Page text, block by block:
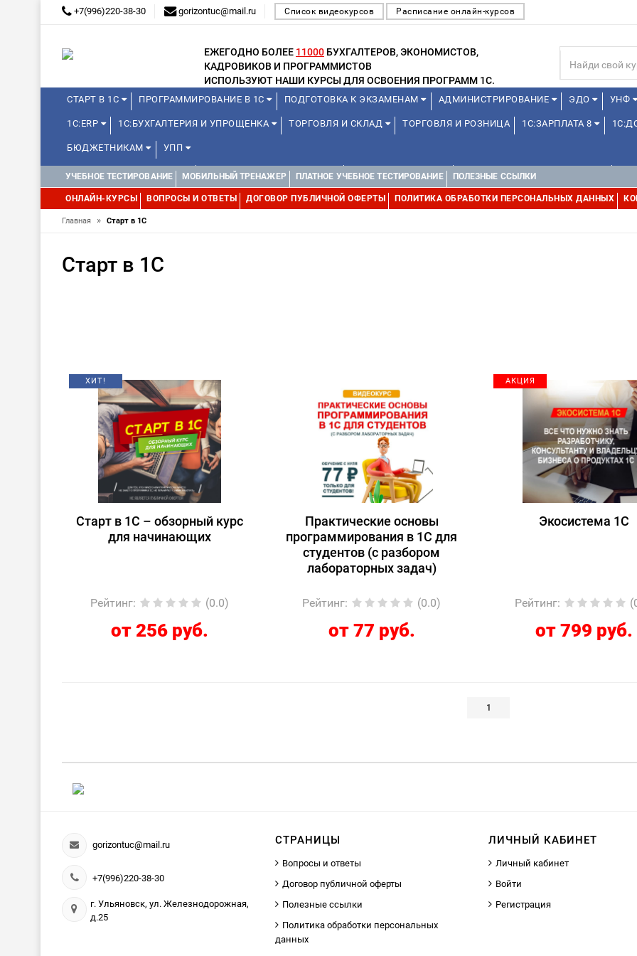
+7(996)220-38-30 gorizontuc@mail.ru Список видеокурсов Расписание онлайн-курсов
ЕЖЕГОДНО БОЛЕЕ 11000 БУХГАЛТЕРОВ, ЭКОНОМИСТОВ,
КАДРОВИКОВ И ПРОГРАММИСТОВ
ИСПОЛЬЗУЮТ НАШИ КУРСЫ ДЛЯ ОСВОЕНИЯ ПРОГРАММ 1С.
СТАРТ В 1С ПРОГРАММИРОВАНИЕ В 1С ПОДГОТОВКА К ЭКЗАМЕНАМ АДМИНИСТРИРОВАНИЕ ЭДО УНФ
1С:ERP 1С:БУХГАЛТЕРИЯ И УПРОЩЕНКА ТОРГОВЛЯ И СКЛАД ТОРГОВЛЯ И РОЗНИЦА 1С:ЗАРПЛАТА 8
БЮДЖЕТНИКАМ УПП
КУРСЫ ДЛЯ ШКОЛЬНИКОВ ДИСТАНЦИОННАЯ ШКОЛА 1С ДЛЯ ШКОЛЬНИКОВ 1С:УПРАВЛЕНИЕ ХОЛДИНГОМ
WEB, JAVA И ANDROID
УЧЕБНОЕ ТЕСТИРОВАНИЕ МОБИЛЬНЫЙ ТРЕНАЖЕР ПЛАТНОЕ УЧЕБНОЕ ТЕСТИРОВАНИЕ ПОЛЕЗНЫЕ ССЫЛКИ
ОНЛАЙН-КУРСЫ ВОПРОСЫ И ОТВЕТЫ ДОГОВОР ПУБЛИЧНОЙ ОФЕРТЫ ПОЛИТИКА ОБРАБОТКИ ПЕРСОНАЛЬНЫХ ДАННЫХ
Главная » Старт в 1С
Старт в 1С
ХИТ!
Старт в 1С – обзорный курс
для начинающих
Рейтинг: (0.0)
от 256 руб.
Практические основы
программирования в 1С для
студентов (с разбором
лабораторных задач)
Рейтинг: (0.0)
от 77 руб.
АКЦИЯ
Экосистема 1С
Рейтинг:
от 799 руб.
1
gorizontuc@mail.ru
+7(996)220-38-30
г. Ульяновск, ул. Железнодорожная,
д.25
СТРАНИЦЫ
Вопросы и ответы
Договор публичной оферты
Полезные ссылки
Политика обработки персональных
данных
ЛИЧНЫЙ КАБИНЕТ
Личный кабинет
Войти
Регистрация